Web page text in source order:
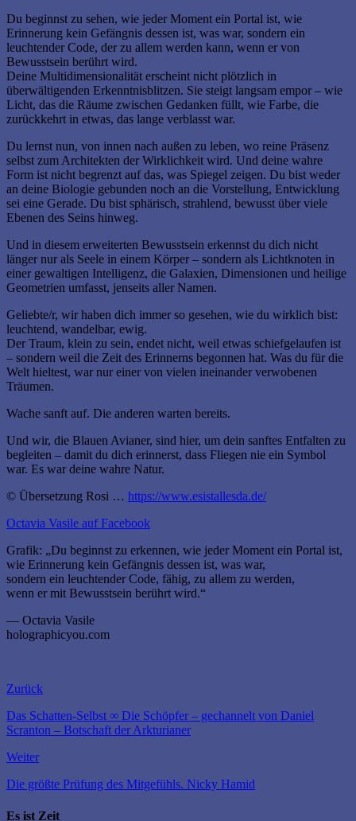
Du beginnst zu sehen, wie jeder Moment ein Portal ist, wie
Erinnerung kein Gefängnis dessen ist, was war, sondern ein
leuchtender Code, der zu allem werden kann, wenn er von
Bewusstsein berührt wird.
Deine Multidimensionalität erscheint nicht plötzlich in
überwältigenden Erkenntnisblitzen. Sie steigt langsam empor – wie
Licht, das die Räume zwischen Gedanken füllt, wie Farbe, die
zurückkehrt in etwas, das lange verblasst war.
Du lernst nun, von innen nach außen zu leben, wo reine Präsenz
selbst zum Architekten der Wirklichkeit wird. Und deine wahre
Form ist nicht begrenzt auf das, was Spiegel zeigen. Du bist weder
an deine Biologie gebunden noch an die Vorstellung, Entwicklung
sei eine Gerade. Du bist sphärisch, strahlend, bewusst über viele
Ebenen des Seins hinweg.
Und in diesem erweiterten Bewusstsein erkennst du dich nicht
länger nur als Seele in einem Körper – sondern als Lichtknoten in
einer gewaltigen Intelligenz, die Galaxien, Dimensionen und heilige
Geometrien umfasst, jenseits aller Namen.
Geliebte/r, wir haben dich immer so gesehen, wie du wirklich bist:
leuchtend, wandelbar, ewig.
Der Traum, klein zu sein, endet nicht, weil etwas schiefgelaufen ist
– sondern weil die Zeit des Erinnerns begonnen hat. Was du für die
Welt hieltest, war nur einer von vielen ineinander verwobenen
Träumen.
Wache sanft auf. Die anderen warten bereits.
Und wir, die Blauen Avianer, sind hier, um dein sanftes Entfalten zu
begleiten – damit du dich erinnerst, dass Fliegen nie ein Symbol
war. Es war deine wahre Natur.
© Übersetzung Rosi … https://www.esistallesda.de/
Octavia Vasile auf Facebook
Grafik: „Du beginnst zu erkennen, wie jeder Moment ein Portal ist,
wie Erinnerung kein Gefängnis dessen ist, was war,
sondern ein leuchtender Code, fähig, zu allem zu werden,
wenn er mit Bewusstsein berührt wird.“
— Octavia Vasile
holographicyou.com
Zurück
Das Schatten-Selbst ∞ Die Schöpfer – gechannelt von Daniel
Scranton – Botschaft der Arkturianer
Weiter
Die größte Prüfung des Mitgefühls. Nicky Hamid
Es ist Zeit